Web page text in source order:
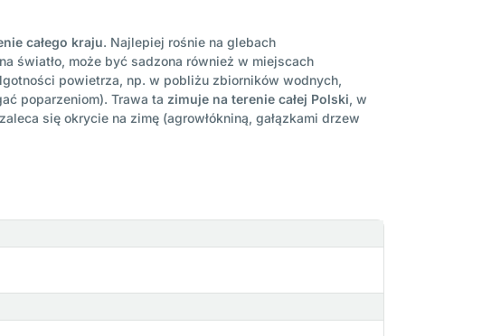
całego kraju. Najlepiej rośnie na glebach
światło, może być sadzona również w miejscach
powietrza, np. w pobliżu zbiorników wodnych,
poparzeniom). Trawa ta zimuje na terenie całej Polski, w
się okrycie na zimę (agrowłókniną, gałązkami drzew